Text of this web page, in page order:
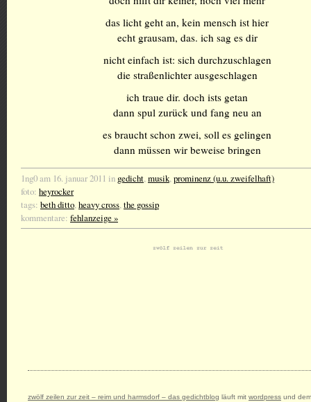
das licht geht an, kein mensch ist hier
echt grausam, das. ich sag es dir
nicht einfach ist: sich durchzuschlagen
die straßenlichter ausgeschlagen
ich traue dir. doch ists getan
dann spul zurück und fang neu an
es braucht schon zwei, soll es gelingen
dann müssen wir beweise bringen
1ng0 am 16. januar 2011 in gedicht,musik,prominenz (u.u. zweifelhaft)
foto: heyrocker
tags: beth ditto,heavy cross,the gossip
kommentare: fehlanzeige »
zwölf zeilen zur zeit – reim und harmsdorf – das gedichtblog läuft mit wordpress und